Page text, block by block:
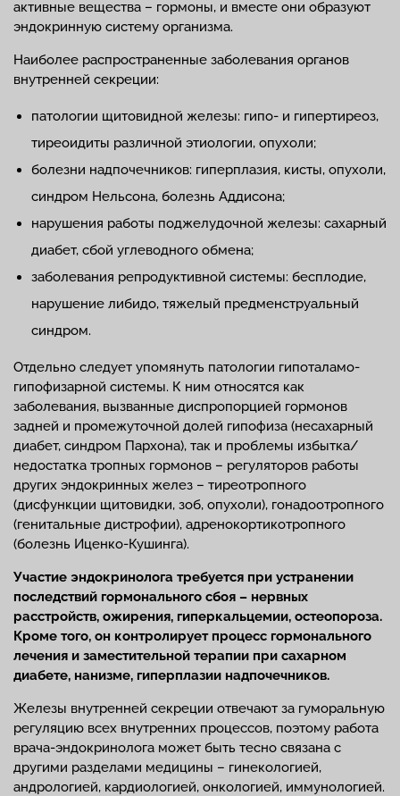
активные вещества – гормоны, и вместе они образуют
эндокринную систему организма.
Наиболее распространенные заболевания органов
внутренней секреции:
патологии щитовидной железы: гипо- и гипертиреоз,
тиреоидиты различной этиологии, опухоли;
болезни надпочечников: гиперплазия, кисты, опухоли,
синдром Нельсона, болезнь Аддисона;
нарушения работы поджелудочной железы: сахарный
диабет, сбой углеводного обмена;
заболевания репродуктивной системы: бесплодие,
нарушение либидо, тяжелый предменструальный
синдром.
Отдельно следует упомянуть патологии гипоталамо-
гипофизарной системы. К ним относятся как
заболевания, вызванные диспропорцией гормонов
задней и промежуточной долей гипофиза (несахарный
диабет, синдром Пархона), так и проблемы избытка/
недостатка тропных гормонов – регуляторов работы
других эндокринных желез – тиреотропного
(дисфункции щитовидки, зоб, опухоли), гонадоотропного
(генитальные дистрофии), адренокортикотропного
(болезнь Иценко-Кушинга).
Участие эндокринолога требуется при устранении
последствий гормонального сбоя – нервных
расстройств, ожирения, гиперкальцемии, остеопороза.
Кроме того, он контролирует процесс гормонального
лечения и заместительной терапии при сахарном
диабете, нанизме, гиперплазии надпочечников.
Железы внутренней секреции отвечают за гуморальную
регуляцию всех внутренних процессов, поэтому работа
врача-эндокринолога может быть тесно связана с
другими разделами медицины – гинекологией,
андрологией, кардиологией, онкологией, иммунологией.